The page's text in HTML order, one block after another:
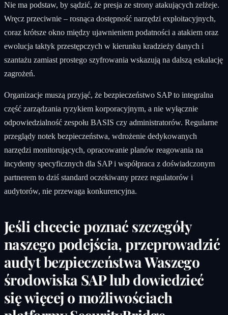
Nie ma podstaw, by sądzić, że presja ze strony atakujących zelżeje.
Wręcz przeciwnie – rosnąca dostępność narzędzi exploitacyjnych,
coraz krótsze okno między ujawnieniem podatności a atakiem oraz
ewolucja taktyk przestępczych w kierunku kradzieży danych i
szantażu zamiast prostego szyfrowania wskazują na dalszą eskalację
zagrożeń.
Organizacje muszą przyjąć, że bezpieczeństwo SAP to integralna
część zarządzania ryzykiem korporacyjnym, a nie wyłącznie
odpowiedzialność zespołu BASIS czy administratorów. Regularne
przeglądy notek bezpieczeństwa, wdrożenie dedykowanych
narzędzi monitorujących, opracowanie planów reagowania na
incydenty specyficznych dla SAP i współpraca z doświadczonym
partnerem to dziś standard oczekiwany przez regulatorów i
audytorów, nie przewaga konkurencyjna.
Jeśli chcecie poznać szczegóły
naszego podejścia, przeprowadzić
audyt bezpieczeństwa Waszego
środowiska SAP lub dowiedzieć
się więcej o możliwościach